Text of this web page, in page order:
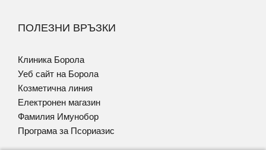
ПОЛЕЗНИ ВРЪЗКИ
Клиника Борола
Уеб сайт на Борола
Козметична линия
Електронен магазин
Фамилия Имунобор
Програма за Псориазис